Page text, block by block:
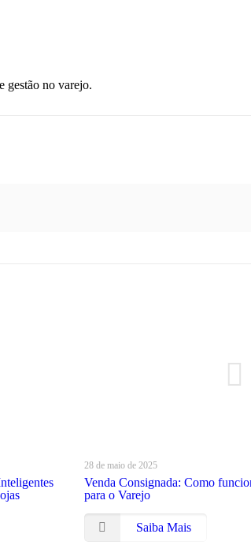
gestão no varejo.
28 de maio de 2025
Venda Consignada: Como
para o Varejo
Saiba Mais